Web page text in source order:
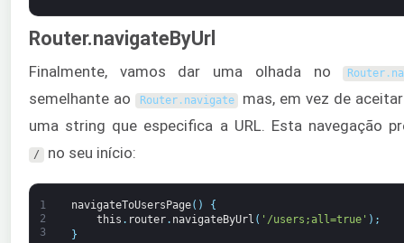
Router.navigateByUrl
Finalmente, vamos dar uma olhada no Router .
semelhante ao Router. navigate
mas, em vez de
uma string que especifica a URL. Esta navegação
/ no seu início:
1
2
3
navigateToUsersPage( )
{
this . router. navigateByUrl ( '/users;all=true' ) ;
}